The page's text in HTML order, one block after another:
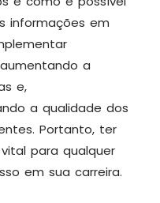
informações em
a
e,
a qualidade dos
Portanto, ter
para qualquer
em sua carreira.